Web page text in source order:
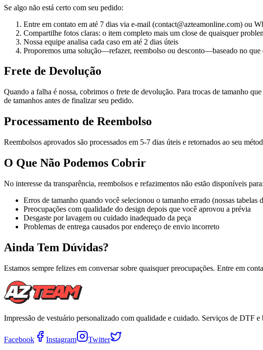
Se algo não está certo com seu pedido:
Entre em contato em até 7 dias via e-mail (contact@azteamonline.com) ou
Compartilhe fotos claras: o item completo mais um close de quaisquer
Nossa equipe analisa cada caso em até 2 dias úteis
Proporemos uma solução—refazer, reembolso ou desconto—baseado no que
Frete de Devolução
Quando a falha é nossa, cobrimos o frete de devolução. Para trocas de tamanho
de tamanhos antes de finalizar seu pedido.
Processamento de Reembolso
Reembolsos aprovados são processados em 5-7 dias úteis e retornados ao seu
O Que Não Podemos Cobrir
No interesse da transparência, reembolsos e refazimentos não estão disponíveis para:
Erros de tamanho quando você selecionou o tamanho errado (nossas tabelas
Preocupações com qualidade do design depois que você aprovou a prévia
Desgaste por lavagem ou cuidado inadequado da peça
Problemas de entrega causados por endereço de envio incorreto
Ainda Tem Dúvidas?
Estamos sempre felizes em conversar sobre quaisquer preocupações. Entre em
Impressão de vestuário personalizado com qualidade e cuidado. Serviços de DTF
Facebook Instagram Twitter